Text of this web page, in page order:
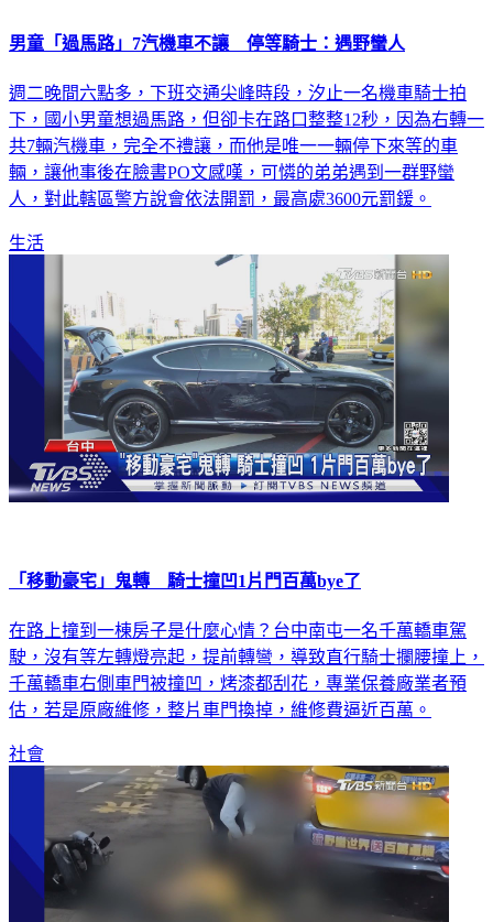
男童「過馬路」7汽機車不讓 停等騎士：遇野蠻人
週二晚間六點多，下班交通尖峰時段，汐止一名機車騎士拍
下，國小男童想過馬路，但卻卡在路口整整12秒，因為右轉一
共7輛汽機車，完全不禮讓，而他是唯一一輛停下來等的車
輛，讓他事後在臉書PO文感嘆，可憐的弟弟遇到一群野蠻
人，對此轄區警方說會依法開罰，最高處3600元罰鍰。
生活
「移動豪宅」鬼轉 騎士撞凹1片門百萬bye了
在路上撞到一棟房子是什麼心情？台中南屯一名千萬轎車駕
駛，沒有等左轉燈亮起，提前轉彎，導致直行騎士攔腰撞上，
千萬轎車右側車門被撞凹，烤漆都刮花，專業保養廠業者預
估，若是原廠維修，整片車門換掉，維修費逼近百萬。
社會